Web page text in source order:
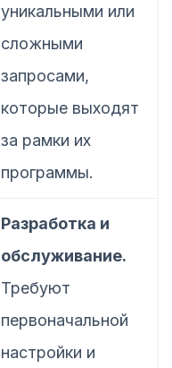
уникальными или
сложными
запросами,
которые выходят
за рамки их
программы.
Разработка и
обслуживание.
Требуют
первоначальной
настройки и